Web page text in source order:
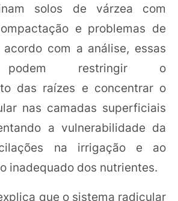
solos de várzea com
e problemas de
acordo com a análise, essas
podem restringir o
das raízes e concentrar o
nas camadas superficiais
a vulnerabilidade da
na irrigação e ao
inadequado dos nutrientes.
que o sistema radicular